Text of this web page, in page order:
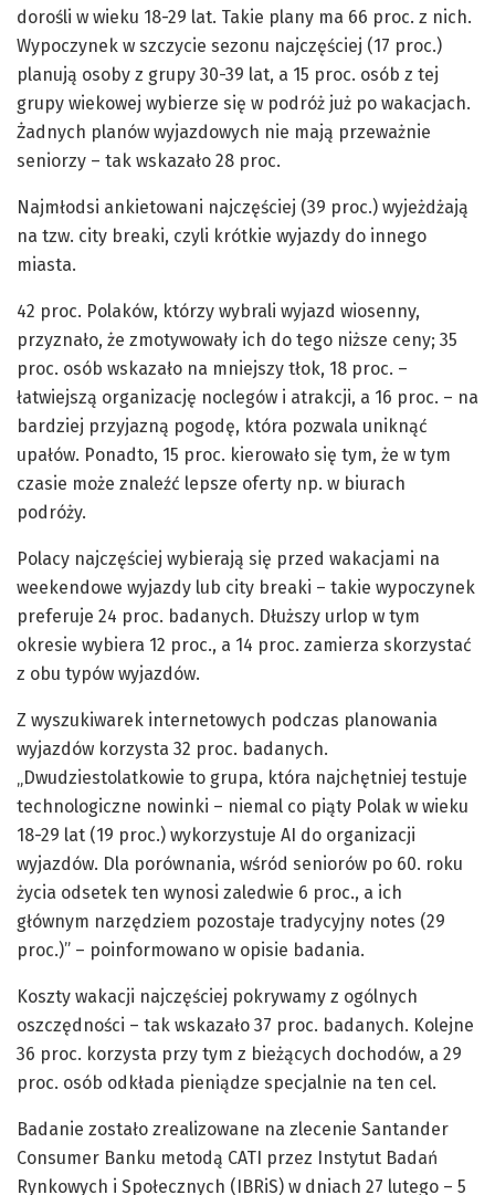
dorośli w wieku 18-29 lat. Takie plany ma 66 proc. z nich.
Wypoczynek w szczycie sezonu najczęściej (17 proc.)
planują osoby z grupy 30-39 lat, a 15 proc. osób z tej
grupy wiekowej wybierze się w podróż już po wakacjach.
Żadnych planów wyjazdowych nie mają przeważnie
seniorzy – tak wskazało 28 proc.
Najmłodsi ankietowani najczęściej (39 proc.) wyjeżdżają
na tzw. city breaki, czyli krótkie wyjazdy do innego
miasta.
42 proc. Polaków, którzy wybrali wyjazd wiosenny,
przyznało, że zmotywowały ich do tego niższe ceny; 35
proc. osób wskazało na mniejszy tłok, 18 proc. –
łatwiejszą organizację noclegów i atrakcji, a 16 proc. – na
bardziej przyjazną pogodę, która pozwala uniknąć
upałów. Ponadto, 15 proc. kierowało się tym, że w tym
czasie może znaleźć lepsze oferty np. w biurach
podróży.
Polacy najczęściej wybierają się przed wakacjami na
weekendowe wyjazdy lub city breaki – takie wypoczynek
preferuje 24 proc. badanych. Dłuższy urlop w tym
okresie wybiera 12 proc., a 14 proc. zamierza skorzystać
z obu typów wyjazdów.
Z wyszukiwarek internetowych podczas planowania
wyjazdów korzysta 32 proc. badanych.
„Dwudziestolatkowie to grupa, która najchętniej testuje
technologiczne nowinki – niemal co piąty Polak w wieku
18-29 lat (19 proc.) wykorzystuje AI do organizacji
wyjazdów. Dla porównania, wśród seniorów po 60. roku
życia odsetek ten wynosi zaledwie 6 proc., a ich
głównym narzędziem pozostaje tradycyjny notes (29
proc.)” – poinformowano w opisie badania.
Koszty wakacji najczęściej pokrywamy z ogólnych
oszczędności – tak wskazało 37 proc. badanych. Kolejne
36 proc. korzysta przy tym z bieżących dochodów, a 29
proc. osób odkłada pieniądze specjalnie na ten cel.
Badanie zostało zrealizowane na zlecenie Santander
Consumer Banku metodą CATI przez Instytut Badań
Rynkowych i Społecznych (IBRiS) w dniach 27 lutego – 5